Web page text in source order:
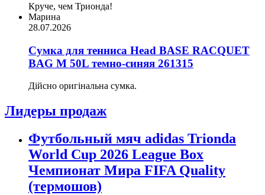
Круче, чем Трионда!
Марина
28.07.2026
Сумка для тенниса Head BASE RACQUET
BAG M 50L темно-синяя 261315
Дійсно оригінальна сумка.
Лидеры продаж
Футбольный мяч adidas Trionda
World Cup 2026 League Box
Чемпионат Мира FIFA Quality
(термошов)